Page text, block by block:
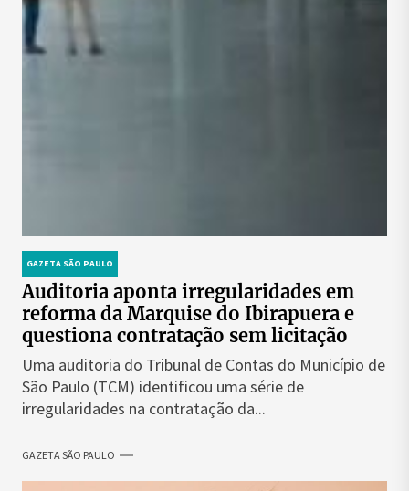
GAZETA SÃO PAULO
Auditoria aponta irregularidades em
reforma da Marquise do Ibirapuera e
questiona contratação sem licitação
Uma auditoria do Tribunal de Contas do Município de
São Paulo (TCM) identificou uma série de
irregularidades na contratação da...
GAZETA SÃO PAULO